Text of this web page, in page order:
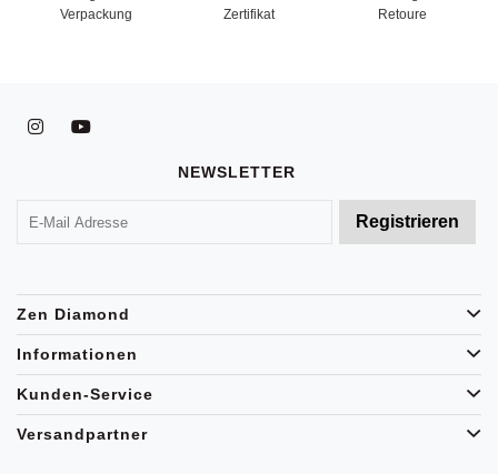
Verpackung
Zertifikat
Retoure
NEWSLETTER
Zen Diamond
Informationen
Kunden-Service
Versandpartner